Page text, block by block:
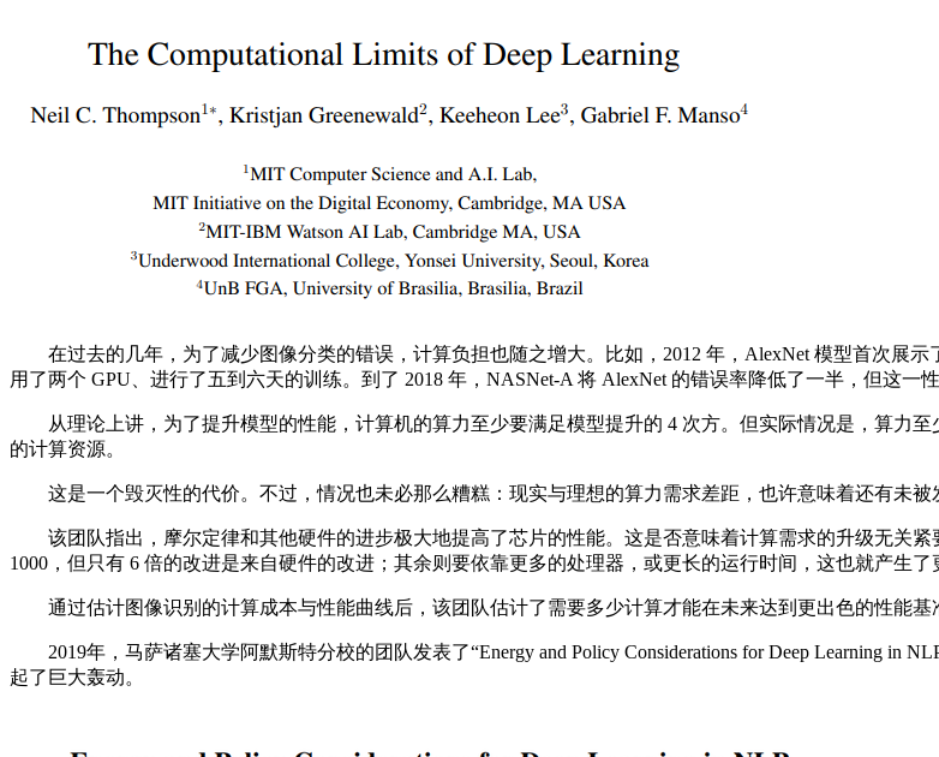
在过去的几年，为了减少图像分类的错误，计算负担也随之增大。比如，2012 年，AlexNet 模型首次展示
用了两个 GPU、进行了五到六天的训练。到了 2018 年，NASNet-A 将 AlexNet 的错误率降低了一半，但这一
从理论上讲，为了提升模型的性能，计算机的算力至少要满足模型提升的 4 次方。但实际情况是，算力至
的计算资源。
这是一个毁灭性的代价。不过，情况也未必那么糟糕：现实与理想的算力需求差距，也许意味着还有未被
该团队指出，摩尔定律和其他硬件的进步极大地提高了芯片的性能。这是否意味着计算需求的升级无关紧
1000，但只有 6 倍的改进是来自硬件的改进；其余则要依靠更多的处理器，或更长的运行时间，这也就产生了
通过估计图像识别的计算成本与性能曲线后，该团队估计了需要多少计算才能在未来达到更出色的性能基
2019年，马萨诸塞大学阿默斯特分校的团队发表了“Energy and Policy Considerations for Deep Learning in
起了巨大轰动。